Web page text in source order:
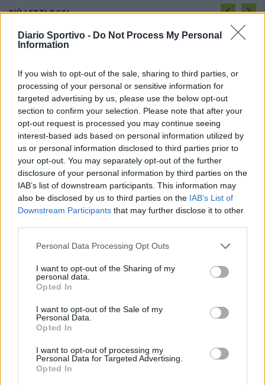
Diario Sportivo - Do Not Process My Personal
Information
If you wish to opt-out of the sale, sharing to third parties, or
processing of your personal or sensitive information for
targeted advertising by us, please use the below opt-out
section to confirm your selection. Please note that after your
opt-out request is processed you may continue seeing
interest-based ads based on personal information utilized by
us or personal information disclosed to third parties prior to
your opt-out. You may separately opt-out of the further
disclosure of your personal information by third parties on the
IAB’s list of downstream participants. This information may
also be disclosed by us to third parties on the IAB’s List of
Downstream Participants that may further disclose it to other
Personal Data Processing Opt Outs
I want to opt-out of the Sharing of my
personal data.
Opted In
I want to opt-out of the Sale of my
Personal Data.
Opted In
I want to opt-out of processing my
Personal Data for Targeted Advertising.
Opted In
PIÙ LETTI OGGI
5 Ago 2026
Le 5 sarde ancora nel girone G con 8 squadre
laziali, 4 campane e la novità dei molisani del
Venafro
6 Ago 2026
Anche il Fasano out e le ammissioni salgono
a sei, l'Ilva è la prima società tra le non
ripescate
5 Ago 2026
finale con i derby a Cagliari, Sassari e
Macomer
Coppa Italia: gli accoppiamenti degli ottavi
5 Ago 2026